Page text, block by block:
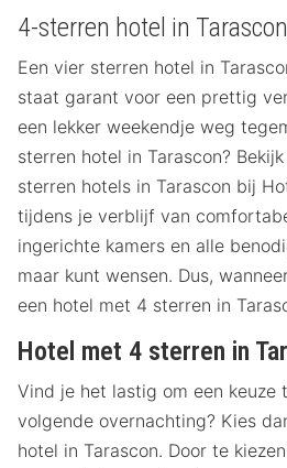
4-sterren hotel in
Een vier sterren hotel in
staat garant voor een prettig
een lekker weekendje weg
sterren hotel in Tarascon?
sterren hotels in Tarascon bij
tijdens je verblijf van
ingerichte kamers en alle
maar kunt wensen. Dus,
een hotel met 4 sterren in
Hotel met 4 sterren in
Vind je het lastig om een keuze
volgende overnachting? Kies
hotel in Tarascon. Door te